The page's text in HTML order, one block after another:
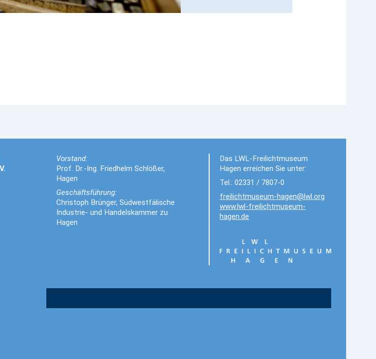
Vorstand:
Prof. Dr.-Ing. Friedhelm Schlößer,
Hagen
Geschäftsführung:
Christoph Brünger, Südwestfälische
Industrie- und Handelskammer zu
Hagen
Das LWL-Freilichtmuseum
Hagen erreichen Sie unter:
Tel.: 02331 / 7807-0
freilichtmuseum-hagen@lwl.org
www.lwl-freilichtmuseum-
hagen.de